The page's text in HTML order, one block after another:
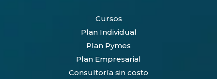
Cursos
Plan Individual
Plan Pymes
Plan Empresarial
Consultoría sin costo